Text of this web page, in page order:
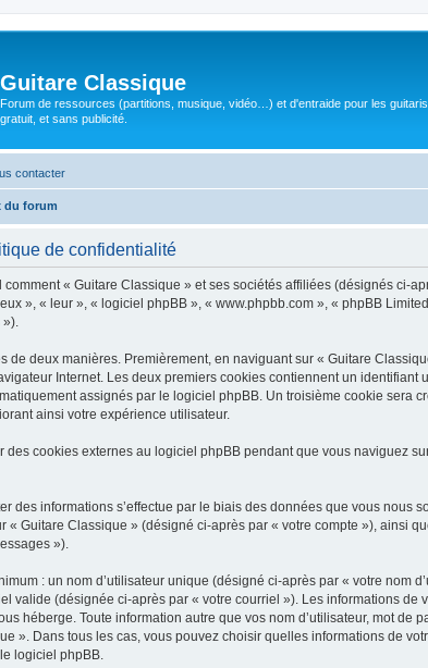
Guitare Classique
Forum de ressources (partitions, musique, vidéo…) et d'entraide pour les
gratuit, et sans publicité.
contacter
du forum
de confidentialité
« Guitare Classique » et ses sociétés affiliées (désignés ci-
», « leur », « logiciel phpBB », « www.phpbb.com », « phpBB
»).
de deux manières. Premièrement, en naviguant sur « Guitare
Internet. Les deux premiers cookies contiennent un
assignés par le logiciel phpBB. Un troisième cookie sera
ainsi votre expérience utilisateur.
des cookies externes au logiciel phpBB pendant que vous naviguez
des informations s’effectue par le biais des données que vous
« Guitare Classique » (désigné ci-après par « votre compte »),
»).
: un nom d’utilisateur unique (désigné ci-après par « votre
valide (désignée ci-après par « votre courriel »). Les informations
héberge. Toute information autre que vos nom d’utilisateur, mot
». Dans tous les cas, vous pouvez choisir quelles informations de
logiciel phpBB.